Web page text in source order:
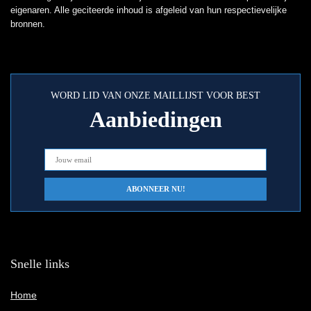
eigenaren. Alle geciteerde inhoud is afgeleid van hun respectievelijke
bronnen.
WORD LID VAN ONZE MAILLIJST VOOR BEST
Aanbiedingen
Snelle links
Home